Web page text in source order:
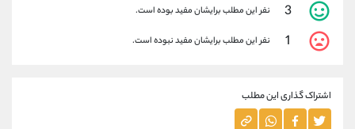
3 نفر این مطلب برایشان مفید بوده است.
1 نفر این مطلب برایشان مفید نبوده است.
اشتراک گذاری این مطلب